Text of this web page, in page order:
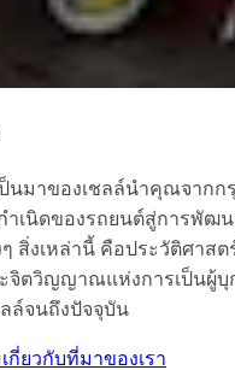
นมาของเชลล์นำคุณจากก
ำเนิดของรถยนต์สู่การพัฒน
สิ่งเหล่านี้ คือประวัติศาสต
จิตวิญญาณแห่งการเป็นผู้บุ
ล์จนถึงปัจจุบัน
กี่ยวกับที่มาของเรา